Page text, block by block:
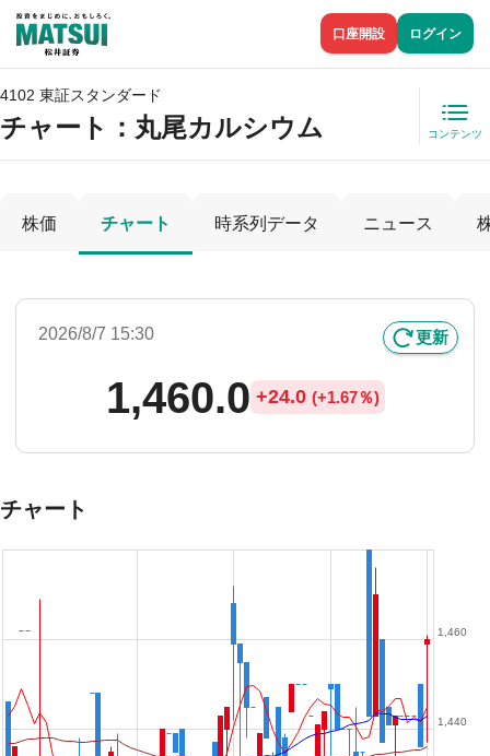
口座開設 ログイン
4102 東証スタンダード
チャート： 丸尾カルシウム コンテンツ
株価 チャート 時系列データ ニュース
2026/8/7 15:30 更新
1,460.0 +24.0 (+1.67％)
チャート
1,440
1,460